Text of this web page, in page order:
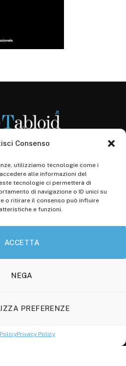
Consenso
utilizziamo tecnologie come i
alle informazioni del
tecnologie ci permetterà di
di navigazione o ID unici su
o ritirare il consenso può influire
e funzioni.
ACCETTA
NEGA
PREFERENZE
Privacy Policy
di Campobasso: 3/2013 del
1138/com/15 del